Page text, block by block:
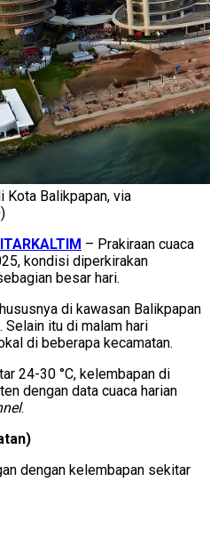
Kota Balikpapan, via
– Prakiraan cuaca
kondisi diperkirakan
besar hari.
di kawasan Balikpapan
Selain itu di malam hari
di beberapa kecamatan.
24-30 °C, kelembapan di
dengan data cuaca harian
.
dengan kelembapan sekitar